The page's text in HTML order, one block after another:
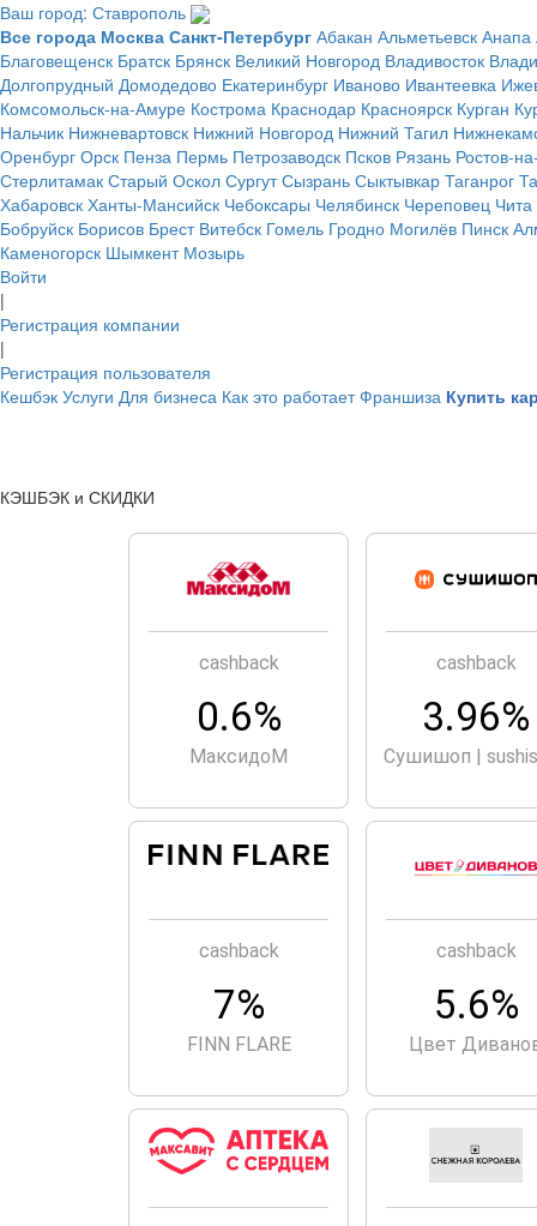
Ваш город: Ставрополь
Все города Москва Санкт-Петербург Абакан Альметьевск Анапа
Благовещенск Братск Брянск Великий Новгород Владивосток
Долгопрудный Домодедово Екатеринбург Иваново Ивантеевка
Комсомольск-на-Амуре Кострома Краснодар Красноярск Курган
Нальчик Нижневартовск Нижний Новгород Нижний Тагил
Оренбург Орск Пенза Пермь Петрозаводск Псков Рязань Ростов-
Стерлитамак Старый Оскол Сургут Сызрань Сыктывкар Таганрог
Хабаровск Ханты-Мансийск Чебоксары Челябинск Череповец Чита
Бобруйск Борисов Брест Витебск Гомель Гродно Могилёв Пинск
Каменогорск Шымкент Мозырь
Войти
|
Регистрация компании
|
Регистрация пользователя
Кешбэк Услуги Для бизнеса Как это работает Франшиза Купить
КЭШБЭК и СКИДКИ
cashback
0.6%
МаксидоМ
cashback
3.96%
Сушишоп |
cashback
7%
FINN FLARE
cashback
5.6%
Цвет